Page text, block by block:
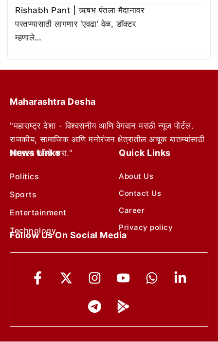
Rishabh Pant | ऋषभ पंतला मैदानावर
परतण्यासाठी लागणार ‘एवढा’ वेळ, डॉक्टर
म्हणाले…
Maharashtra Desha
"महाराष्ट्र देशा - विश्वसनीय आणि वेगवान मराठी न्यूज पोर्टल.
राजकीय, सामाजिक आणि मनोरंजन क्षेत्रातील अचूक बातम्यांसाठी
आम्हाला फॉलो करा."
News Links
Politics
Sports
Entertainment
Technology
Quick Links
About Us
Contact Us
Career
Privacy policy
Follow Us On Social Media